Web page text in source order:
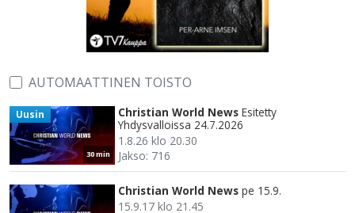
AUTOMAATTINEN TOISTO
30 min
Uusin Christian World News Esitetty
Yhdysvalloissa 24.7.2026
1.8.26 klo 20.30
Jakso: 716
Christian World News pe 15.9.
15.9.17 klo 21.45